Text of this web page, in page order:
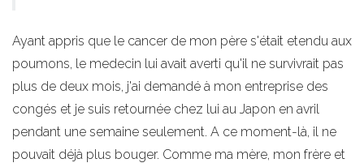
Ayant appris que le cancer de mon père s'était etendu aux
poumons, le medecin lui avait averti qu'il ne survivrait pas
plus de deux mois, j'ai demandé à mon entreprise des
congés et je suis retournée chez lui au Japon en avril
pendant une semaine seulement. A ce moment-là, il ne
pouvait déjà plus bouger. Comme ma mère, mon frère et